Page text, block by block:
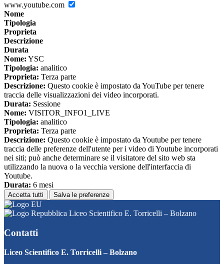
www.youtube.com
Nome
Tipologia
Proprieta
Descrizione
Durata
Nome: YSC
Tipologia: analitico
Proprieta: Terza parte
Descrizione: Questo cookie è impostato da YouTube per tenere
traccia delle visualizzazioni dei video incorporati.
Durata: Sessione
Nome: VISITOR_INFO1_LIVE
Tipologia: analitico
Proprieta: Terza parte
Descrizione: Questo cookie è impostato da Youtube per tenere
traccia delle preferenze dell'utente per i video di Youtube incorporati
nei siti; può anche determinare se il visitatore del sito web sta
utilizzando la nuova o la vecchia versione dell'interfaccia di
Youtube.
Durata: 6 mesi
Accetta tutti Salva le preferenze
Liceo Scientifico E. Torricelli – Bolzano
Contatti
Liceo Scientifico E. Torricelli – Bolzano